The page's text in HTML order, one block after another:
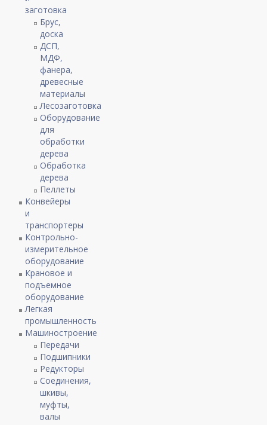
заготовка
Брус,
доска
ДСП,
МДФ,
фанера,
древесные
материалы
Лесозаготовка
Оборудование
для
обработки
дерева
Обработка
дерева
Пеллеты
Конвейеры
и
транспортеры
Контрольно-
измерительное
оборудование
Крановое и
подъемное
оборудование
Легкая
промышленность
Машиностроение
Передачи
Подшипники
Редукторы
Соединения,
шкивы,
муфты,
валы